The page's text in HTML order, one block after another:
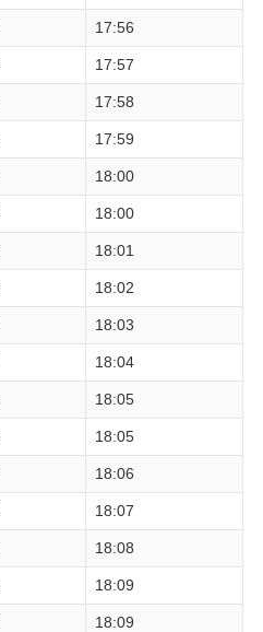
17:56
17:57
17:58
17:59
18:00
18:00
18:01
18:02
18:03
18:04
18:05
18:05
18:06
18:07
18:08
18:09
18:09